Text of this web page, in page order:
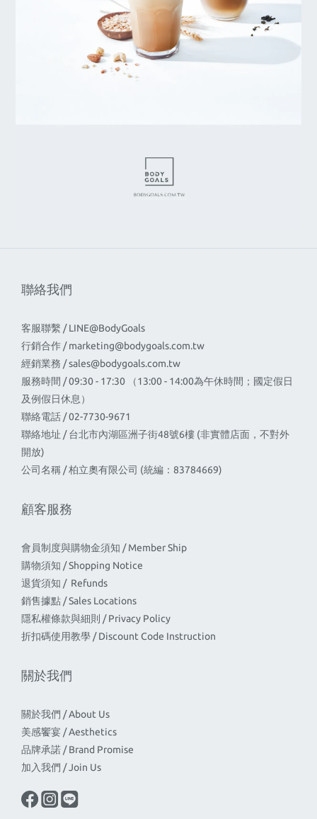
聯絡我們
客服聯繫 / LINE@BodyGoals
行銷合作 /marketing@bodygoals.com.tw
經銷業務 /sales@bodygoals.com.tw
服務時間 / 09:30 - 17:30 （13:00 - 14:00為午休時間；國定假日
及例假日休息）
聯絡電話 / 02-7730-9671
聯絡地址 / 台北市內湖區洲子街48號6樓 (非實體店面，不對外
開放)
公司名稱 / 柏立奧有限公司 (統編：83784669)
顧客服務
會員制度與購物金須知 / Member Ship
購物須知 / Shopping Notice
退貨須知 / Refunds
銷售據點 / Sales Locations
隱私權條款與細則 / Privacy Policy
折扣碼使用教學 / Discount Code Instruction
關於我們
關於我們 / About Us
美感饗宴 / Aesthetics
品牌承諾 / Brand Promise
加入我們 / Join Us